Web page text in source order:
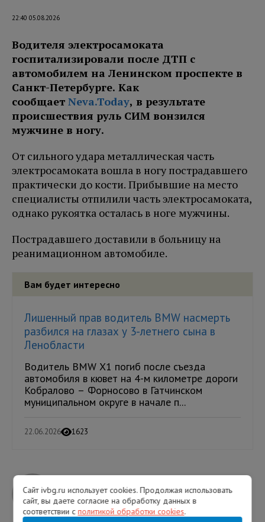
22:40 05.08.2026
Водителя электросамоката
госпитализировали после ДТП с
автомобилем на Ленинском проспекте в
Санкт-Петербурге. Как
сообщает Neva.Today, в результате
происшествия руль СИМ вонзился
мужчине в ногу.
От сильного удара металлическая часть
электросамоката вошла в ногу пострадавшего
практически до кости. Прибывшие на место
специалисты отпилили часть электросамоката,
однако рукоятка осталась в ноге мужчины.
Пострадавшего доставили в больницу на
реанимационном автомобиле.
Вам будет интересно
Лишенный прав водитель BMW насмерть
разбился на глазах у 3-летнего сына в
Ленобласти
Водитель BMW X1 погиб после съезда
автомобиля в кювет на 4-м километре дороги
Кобралово – Форносово в Гатчинском
муниципальном округе в начале п...
22.06.2026 1623
Сергей Агутин
Сайт ivbg.ru использует cookies. Продолжая использовать
сайт, вы даете согласие на обработку данных в
соответствии с политикой обработки cookies.